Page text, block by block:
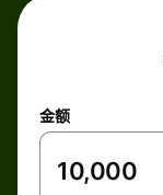
金额